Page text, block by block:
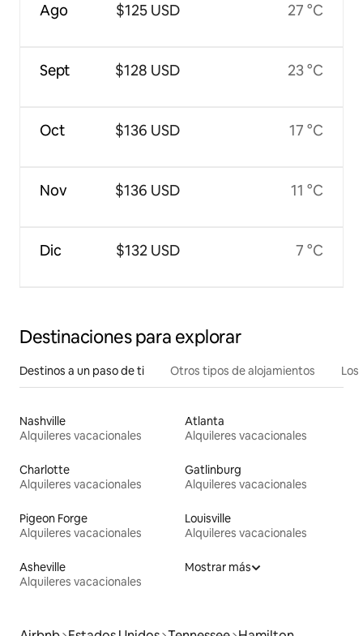
Ago
Sept
Oct
Nov
Dic
$125 USD
$128 USD
$136 USD
$136 USD
$132 USD
27 °C
23 °C
17 °C
11 °C
7 °C
Destinaciones para explorar
Destinos a un paso de ti Otros tipos de alojamientos
Nashville
Alquileres vacacionales
Atlanta
Alquileres vacacionales
Charlotte
Alquileres vacacionales
Gatlinburg
Alquileres vacacionales
Pigeon Forge
Alquileres vacacionales
Louisville
Alquileres vacacionales
Asheville
Alquileres vacacionales
Mostrar más